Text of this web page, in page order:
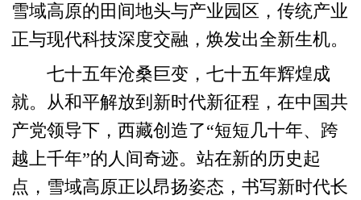
雪域高原的田间地头与产业园区，传统产业
正与现代科技深度交融，焕发出全新生机。
七十五年沧桑巨变，七十五年辉煌成
就。从和平解放到新时代新征程，在中国共
产党领导下，西藏创造了“短短几十年、跨
越上千年”的人间奇迹。站在新的历史起
点，雪域高原正以昂扬姿态，书写新时代长